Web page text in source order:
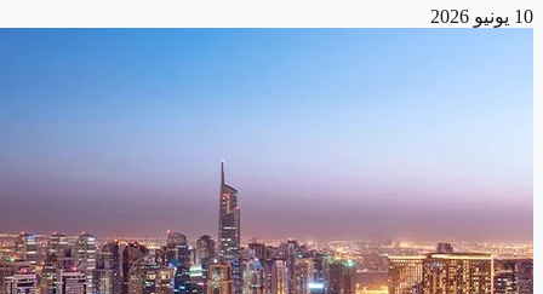
10 يونيو 2026